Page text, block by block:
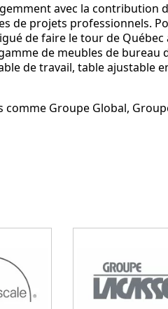
avec la contribution
de projets professionnels.
de faire le tour de
de meubles de
de travail, table ajustable
Groupe Global,